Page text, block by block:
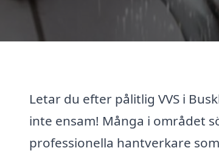
Letar du efter pålitlig VVS i
inte ensam! Många i området
professionella hantverkare